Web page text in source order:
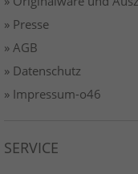
» Presse
» AGB
» Datenschutz
» Impressum-o46
SERVICE